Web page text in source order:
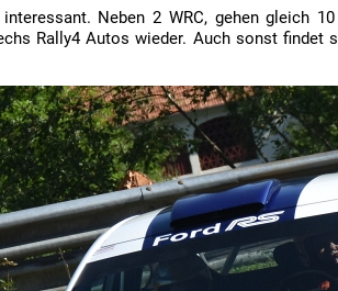
Neben 2 WRC, gehen gleich
Rally4 Autos wieder. Auch sonst